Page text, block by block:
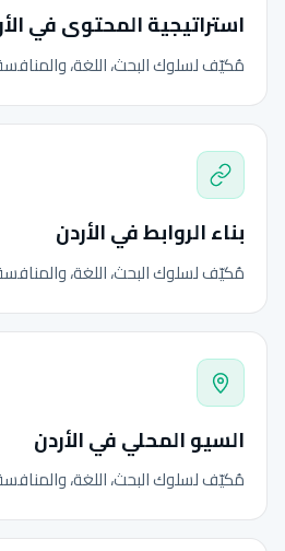
استراتيجية المحتوى في
مُكيّف لسلوك البحث، اللغة،
بناء الروابط في الأردن
مُكيّف لسلوك البحث، اللغة،
السيو المحلي في الأردن
مُكيّف لسلوك البحث، اللغة،